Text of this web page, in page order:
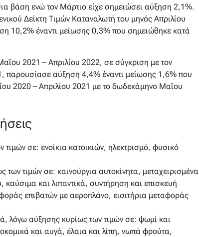
βάση ενώ τον Μάρτιο είχε σημειώσει αύξηση 2,1%.
Δείκτη Τιμών Καταναλωτή του μηνός Απριλίου
10,2% έναντι μείωσης 0,3% που σημειώθηκε κατά
2021 – Απριλίου 2022, σε σύγκριση με τον
παρουσίασε αύξηση 4,4% έναντι μείωσης 1,6% που
2020 – Απριλίου 2021 με το δωδεκάμηνο Μαΐου
σε: ενοίκια κατοικιών, ηλεκτρισμό, φυσικό
τιμών σε: καινούργια αυτοκίνητα, μεταχειρισμένα
καύσιμα και λιπαντικά, συντήρηση και επισκευή
επιβατών με αεροπλάνο, εισιτήρια μεταφοράς
λόγω αύξησης κυρίως των τιμών σε: ψωμί και
και αυγά, έλαια και λίπη, νωπά φρούτα,